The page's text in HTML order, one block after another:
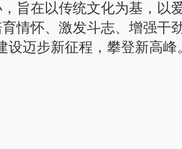
旨在以传统文化为基，以
情怀、激发斗志、增强干
设迈步新征程，攀登新高峰